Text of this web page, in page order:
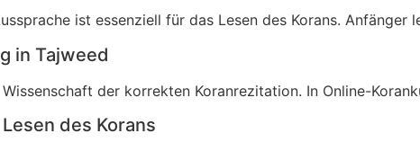
ist essenziell für das Lesen des Korans.
in Tajweed
der korrekten Koranrezitation. In Online-
des Korans